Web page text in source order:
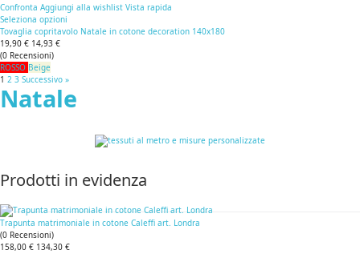
Confronta Aggiungi alla wishlist Vista rapida
Seleziona opzioni
Tovaglia copritavolo Natale in cotone decoration 140x180
19,90 € 14,93 €
(0 Recensioni)
ROSSO Beige
1 2 3 Successivo »
Natale
Prodotti in evidenza
Trapunta matrimoniale in cotone Caleffi art. Londra
(0 Recensioni)
158,00 € 134,30 €